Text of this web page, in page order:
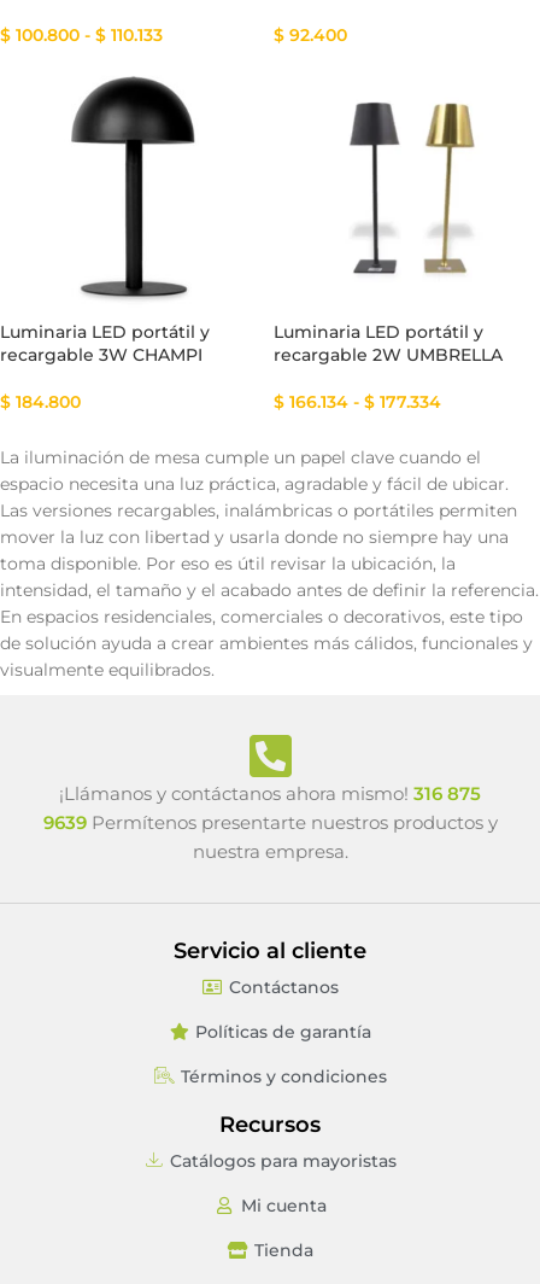
$ 100.800 - $ 110.133 $ 92.400
Luminaria LED portátil y
recargable 3W CHAMPI
$ 184.800
Luminaria LED portátil y
recargable 2W UMBRELLA
$ 166.134 - $ 177.334
La iluminación de mesa cumple un papel clave cuando el
espacio necesita una luz práctica, agradable y fácil de ubicar.
Las versiones recargables, inalámbricas o portátiles permiten
mover la luz con libertad y usarla donde no siempre hay una
toma disponible. Por eso es útil revisar la ubicación, la
intensidad, el tamaño y el acabado antes de definir la referencia.
En espacios residenciales, comerciales o decorativos, este tipo
de solución ayuda a crear ambientes más cálidos, funcionales y
visualmente equilibrados.
¡Llámanos y contáctanos ahora mismo! 316 875
9639Permítenos presentarte nuestros productos y
nuestra empresa.
Servicio al cliente
Contáctanos
Políticas de garantía
Términos y condiciones
Recursos
Catálogos para mayoristas
Mi cuenta
Tienda